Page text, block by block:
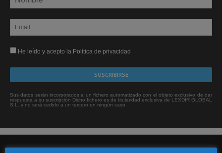
He leído y acepto la Política de privacidad
Sus datos serán incorporados a un fichero automatizado con el objeto exclusivo de dar
respuesta a su suscripción Dicho fichero es de titularidad exclusiva de LEXDIR GLOBAL
S.L. y no será cedido a un tercero en ningún caso.